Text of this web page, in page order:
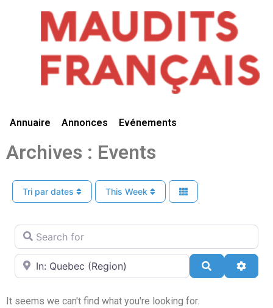
Annuaire Annonces Evénements
Archives : Events
Tri par dates This Week
Search for
Near
Search
It seems we can't find what you're looking for.